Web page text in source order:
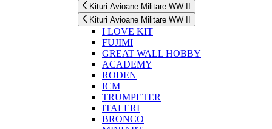
Kituri Avioane Militare WW II
Kituri Avioane Militare WW II
I LOVE KIT
FUJIMI
GREAT WALL HOBBY
ACADEMY
RODEN
ICM
TRUMPETER
ITALERI
BRONCO